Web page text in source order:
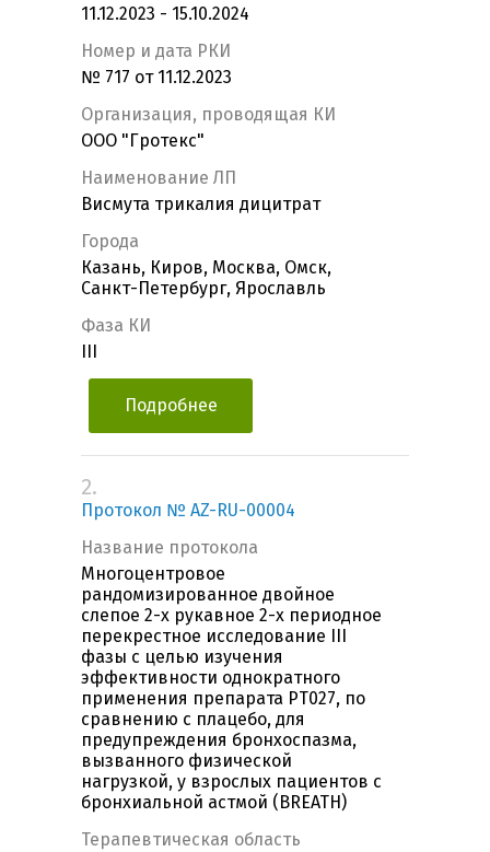
11.12.2023 - 15.10.2024
Номер и дата РКИ
№ 717 от 11.12.2023
Организация, проводящая КИ
ООО "Гротекс"
Наименование ЛП
Висмута трикалия дицитрат
Города
Казань, Киров, Москва, Омск,
Санкт-Петербург, Ярославль
Фаза КИ
Подробнее
2.
Протокол № AZ-RU-00004
Название протокола
Многоцентровое
рандомизированное двойное
слепое 2-х рукавное 2-х периодное
перекрестное исследование III
фазы с целью изучения
эффективности однократного
применения препарата PT027, по
сравнению с плацебо, для
предупреждения бронхоспазма,
вызванного физической
нагрузкой, у взрослых пациентов с
бронхиальной астмой (BREATH)
Терапевтическая область